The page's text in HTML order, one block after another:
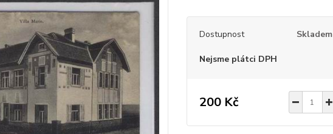
Dostupnost Skladem
Nejsme plátci DPH
200 Kč